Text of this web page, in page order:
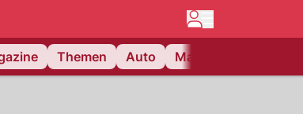
Themen Auto Matchcenter